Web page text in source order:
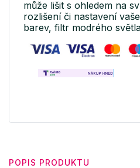
může lišit s ohledem na
rozlišení či nastavení
barev, filtr modrého
POPIS PRODUKTU